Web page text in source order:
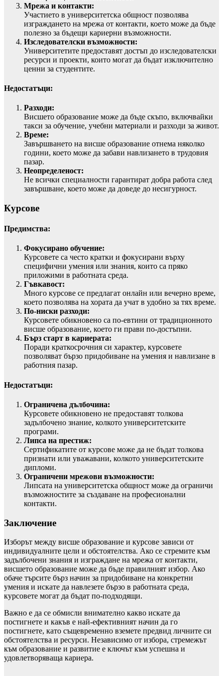
Мрежа и контакти:
Участието в университетска общност позволява
изграждането на мрежа от контакти, което може да бъде
полезно за бъдещи кариерни възможности.
Изследователски възможности:
Университетите предоставят достъп до изследователски
ресурси и проекти, които могат да бъдат изключително
ценни за студентите.
Недостатъци:
Разходи:
Висшето образование може да бъде скъпо, включвайки
такси за обучение, учебни материали и разходи за живот.
Време:
Завършването на висше образование отнема няколко
години, което може да забави навлизането в трудовия
пазар.
Неопределеност:
Не всички специалности гарантират добра работа след
завършване, което може да доведе до несигурност.
Курсове
Предимства:
Фокусирано обучение:
Курсовете са често кратки и фокусирани върху
специфични умения или знания, които са пряко
приложими в работната среда.
Гъвкавост:
Много курсове се предлагат онлайн или вечерно време,
което позволява на хората да учат в удобно за тях време.
По-ниски разходи:
Курсовете обикновено са по-евтини от традиционното
висше образование, което ги прави по-достъпни.
Бърз старт в кариерата:
Поради краткосрочния си характер, курсовете
позволяват бързо придобиване на умения и навлизане в
работния пазар.
Недостатъци:
Ограничена дълбочина:
Курсовете обикновено не предоставят толкова
задълбочено знание, колкото университетските
програми.
Липса на престиж:
Сертификатите от курсове може да не бъдат толкова
признати или уважавани, колкото университетските
дипломи.
Ограничени мрежови възможности:
Липсата на университетска общност може да ограничи
възможностите за създаване на професионални
контакти.
Заключение
Изборът между висше образование и курсове зависи от
индивидуалните цели и обстоятелства. Ако се стремите към
задълбочени знания и изграждане на мрежа от контакти,
висшето образование може да бъде правилният избор. Ако
обаче търсите бърз начин за придобиване на конкретни
умения и искате да навлезете бързо в работната среда,
курсовете могат да бъдат по-подходящи.
Важно е да се обмисли внимателно какво искате да
постигнете и какъв е най-ефективният начин да го
постигнете, като същевременно вземете предвид личните си
обстоятелства и ресурси. Независимо от избора, стремежът
към образование и развитие е ключът към успешна и
удовлетворяваща кариера.